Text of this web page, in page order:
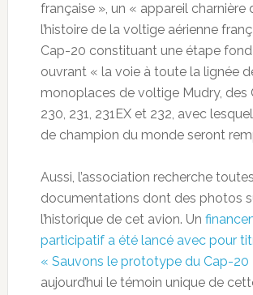
française », un « appareil charnière
l’histoire de la voltige aérienne
Cap-20 constituant une étape
ouvrant « la voie à toute la lignée
monoplaces de voltige Mudry, des
230, 231, 231EX et 232, avec
de champion du monde seront
Aussi, l’association recherche toutes
documentations dont des photos
l’historique de cet avion. Un
participatif a été lancé avec pour
« Sauvons le prototype du Cap-20
aujourd’hui le témoin unique de